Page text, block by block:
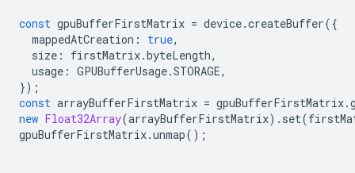
const gpuBufferFirstMatrix = device.createBuffer({
mappedAtCreation : true,
size : firstMatrix.byteLength,
usage : GPUBufferUsage.STORAGE,
});
const arrayBufferFirstMatrix = gpuBufferFirstMatrix.
new Float32Array(arrayBufferFirstMatrix). set(
gpuBufferFirstMatrix.unmap();